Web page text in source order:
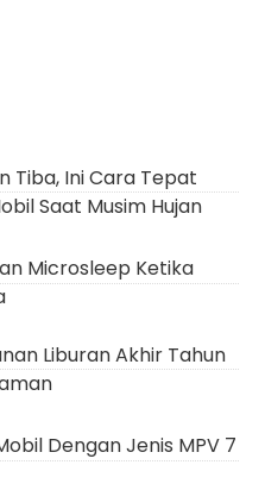
Tiba, Ini Cara Tepat
Saat Musim Hujan
Microsleep Ketika
Liburan Akhir Tahun
Dengan Jenis MPV 7